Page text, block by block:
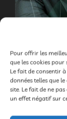
Pour offrir les
que les cookies
Le fait de consentir
données telles que
site. Le fait de ne
un effet négatif sur